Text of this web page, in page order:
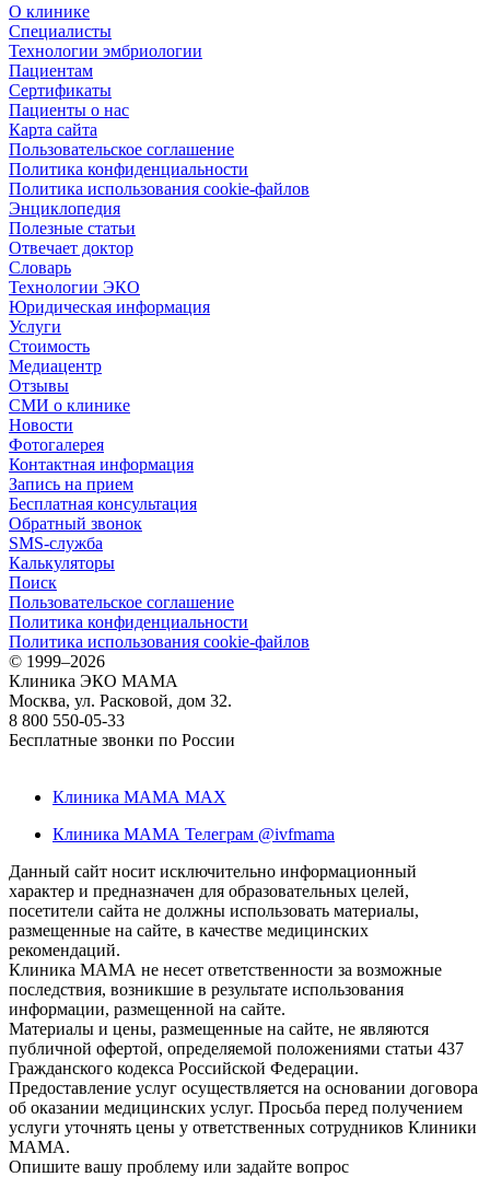
О клинике
Специалисты
Технологии эмбриологии
Пациентам
Сертификаты
Пациенты о нас
Карта сайта
Пользовательское соглашение
Политика конфиденциальности
Политика использования cookie-файлов
Энциклопедия
Полезные статьи
Отвечает доктор
Словарь
Технологии ЭКО
Юридическая информация
Услуги
Стоимость
Медиацентр
Отзывы
СМИ о клинике
Новости
Фотогалерея
Контактная информация
Запись на прием
Бесплатная консультация
Обратный звонок
SMS-служба
Калькуляторы
Поиск
Пользовательское соглашение
Политика конфиденциальности
Политика использования cookie-файлов
© 1999–2026
Клиника ЭКО МАМА
Москва, ул. Расковой, дом 32.
8 800 550-05-33
Бесплатные звонки по России
Клиника МАМА MAX
Клиника МАМА Телеграм @ivfmama
Данный сайт носит исключительно информационный
характер и предназначен для образовательных целей,
посетители сайта не должны использовать материалы,
размещенные на сайте, в качестве медицинских
рекомендаций.
Клиника МАМА не несет ответственности за возможные
последствия, возникшие в результате использования
информации, размещенной на сайте.
Материалы и цены, размещенные на сайте, не являются
публичной офертой, определяемой положениями статьи 437
Гражданского кодекса Российской Федерации.
Предоставление услуг осуществляется на основании договора
об оказании медицинских услуг. Просьба перед получением
услуги уточнять цены у ответственных сотрудников Клиники
МАМА.
Опишите вашу проблему или задайте вопрос